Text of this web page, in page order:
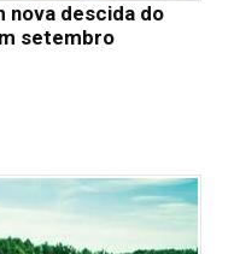
descida do
setembro